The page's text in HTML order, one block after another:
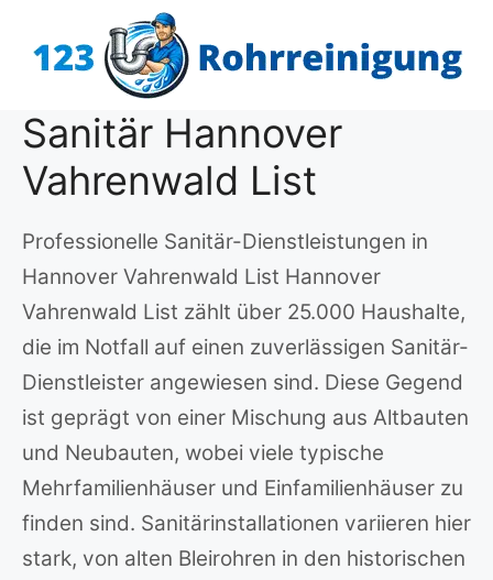
Inhalt
Sanitär Hannover
Vahrenwald List
Professionelle Sanitär-Dienstleistungen in
Hannover Vahrenwald List Hannover
Vahrenwald List zählt über 25.000 Haushalte,
die im Notfall auf einen zuverlässigen Sanitär-
Dienstleister angewiesen sind. Diese Gegend
ist geprägt von einer Mischung aus Altbauten
und Neubauten, wobei viele typische
Mehrfamilienhäuser und Einfamilienhäuser zu
finden sind. Sanitärinstallationen variieren hier
stark, von alten Bleirohren in den historischen